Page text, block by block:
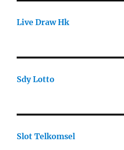
Live Draw Hk
Sdy Lotto
Slot Telkomsel